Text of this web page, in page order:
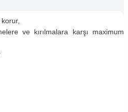
ve kırılmalara karşı maximum